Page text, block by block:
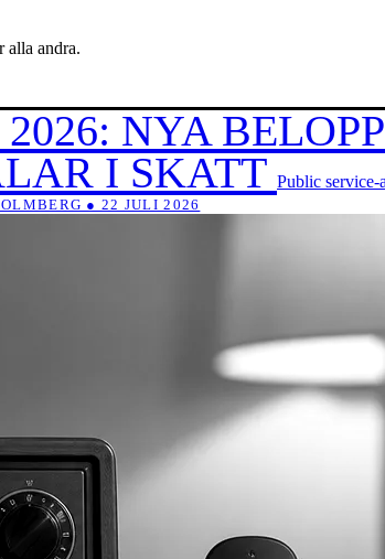
alla andra.
NYA
I SKATT Public
● 22 JULI 2026